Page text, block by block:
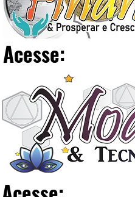
Acesse: